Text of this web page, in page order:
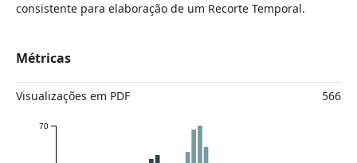
consistente para elaboração de um Recorte Temporal.
Métricas
Visualizações em PDF 566
70